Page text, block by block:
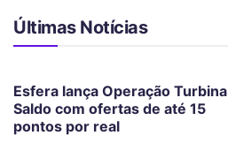
Últimas Notícias
Esfera lança Operação Turbina
Saldo com ofertas de até 15
pontos por real